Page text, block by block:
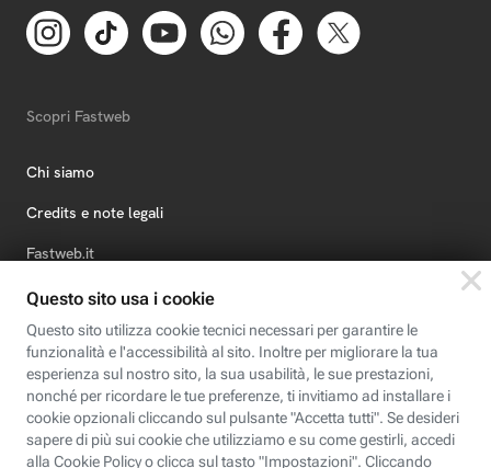
Scopri Fastweb
Chi siamo
Credits e note legali
Fastweb.it
Formazione
Fastweb Digital Academy
STEP FuturAbility District